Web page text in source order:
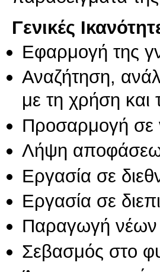
Γενικές
Εφαρμογή της
Αναζήτηση,
με τη χρήση και
Προσαρμογή σε
Λήψη
Εργασία σε
Εργασία σε
Παραγωγή νέων
Σεβασμός στο